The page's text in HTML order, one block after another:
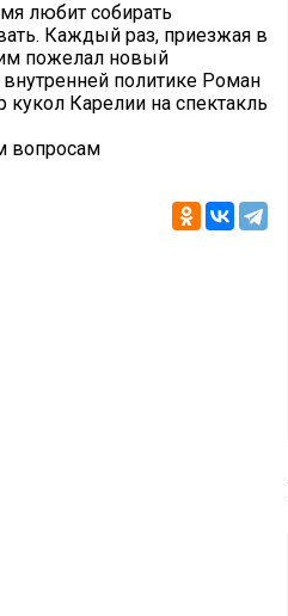
любит собирать
Каждый раз, приезжая в
пожелал новый
политике Роман
Карелии на спектакль
вопросам